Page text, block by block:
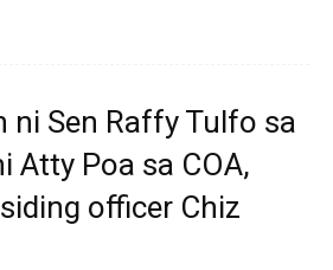
ni Sen Raffy Tulfo sa
Atty Poa sa COA,
officer Chiz